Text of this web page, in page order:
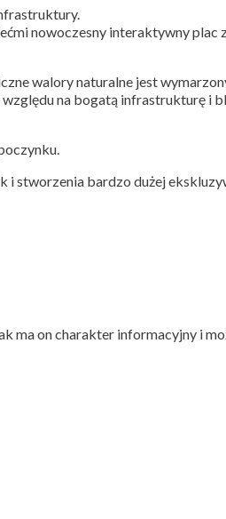
nowoczesny interaktywny plac
walory naturalne jest
na bogatą infrastrukturę i
i stworzenia bardzo dużej
ma on charakter informacyjny i